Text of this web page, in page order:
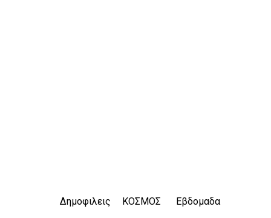
Δημοφιλεις ΚΟΣΜΟΣ Εβδομαδα